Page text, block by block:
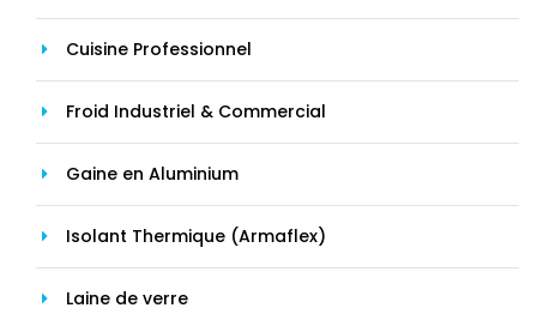
Cuisine Professionnel
Froid Industriel & Commercial
Gaine en Aluminium
Isolant Thermique (Armaflex)
Laine de verre